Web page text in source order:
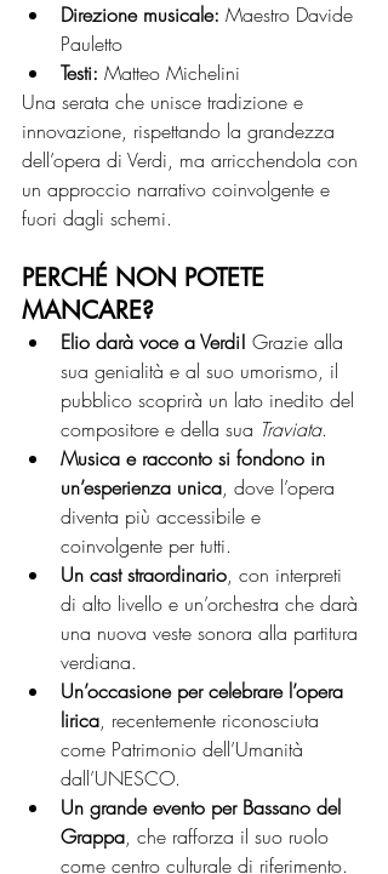
Direzione musicale: Maestro Davide
Pauletto
Testi: Matteo Michelini
Una serata che unisce tradizione e
innovazione, rispettando la grandezza
dell’opera di Verdi, ma arricchendola con
un approccio narrativo coinvolgente e
fuori dagli schemi.
PERCHÉ NON POTETE
MANCARE?
Elio darà voce a Verdi! Grazie alla
sua genialità e al suo umorismo, il
pubblico scoprirà un lato inedito del
compositore e della sua Traviata.
Musica e racconto si fondono in
un’esperienza unica, dove l’opera
diventa più accessibile e
coinvolgente per tutti.
Un cast straordinario, con interpreti
di alto livello e un’orchestra che darà
una nuova veste sonora alla partitura
verdiana.
Un’occasione per celebrare l’opera
lirica, recentemente riconosciuta
come Patrimonio dell’Umanità
dall’UNESCO.
Un grande evento per Bassano del
Grappa, che rafforza il suo ruolo
come centro culturale di riferimento.